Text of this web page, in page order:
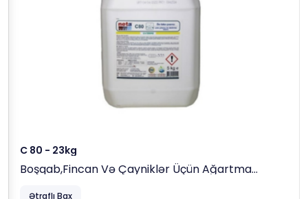
C 80 - 23kg
Boşqab,fincan Və Çayniklər Üçün Ağartma
Ətraflı Bax